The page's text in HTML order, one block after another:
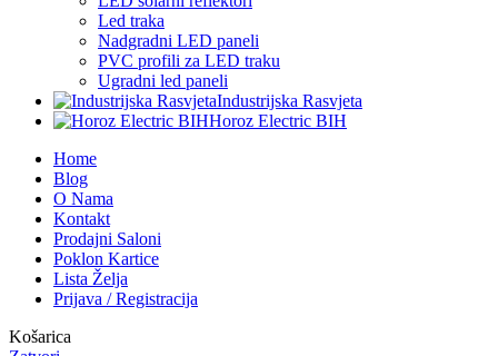
Led traka
Nadgradni LED paneli
PVC profili za LED traku
Ugradni led paneli
Industrijska Rasvjeta
Horoz Electric BIH
Home
Blog
O Nama
Kontakt
Prodajni Saloni
Poklon Kartice
Lista Želja
Prijava / Registracija
Košarica